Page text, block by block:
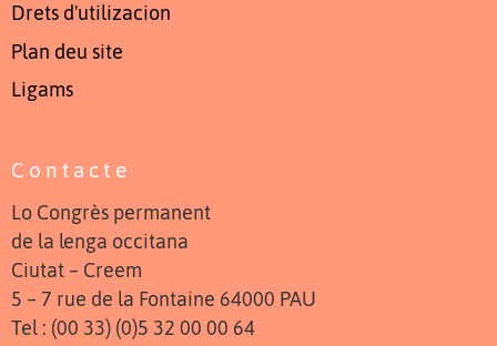
Drets d'utilizacion
Plan deu site
Ligams
Contacte
Lo Congrès permanent
de la lenga occitana
Ciutat – Creem
5 – 7 rue de la Fontaine 64000 PAU
Tel : (00 33) (0)5 32 00 00 64